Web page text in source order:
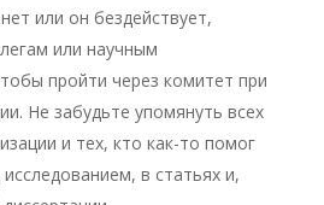
или он бездействует,
или научным
пройти через комитет при
Не забудьте упомянуть всех
и тех, кто как-то помог
в статьях и,